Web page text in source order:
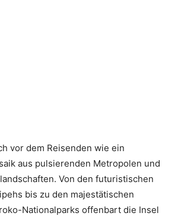
vor dem Reisenden wie ein
aus pulsierenden Metropolen und
Von den futuristischen
bis zu den majestätischen
Nationalparks offenbart die Insel